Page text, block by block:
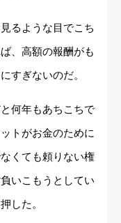
るような目でこち
、高額の報酬がも
すぎないのだ。
何年もあちこちで
トがお金のために
くても頼りない権
いこもうとしてい
した。